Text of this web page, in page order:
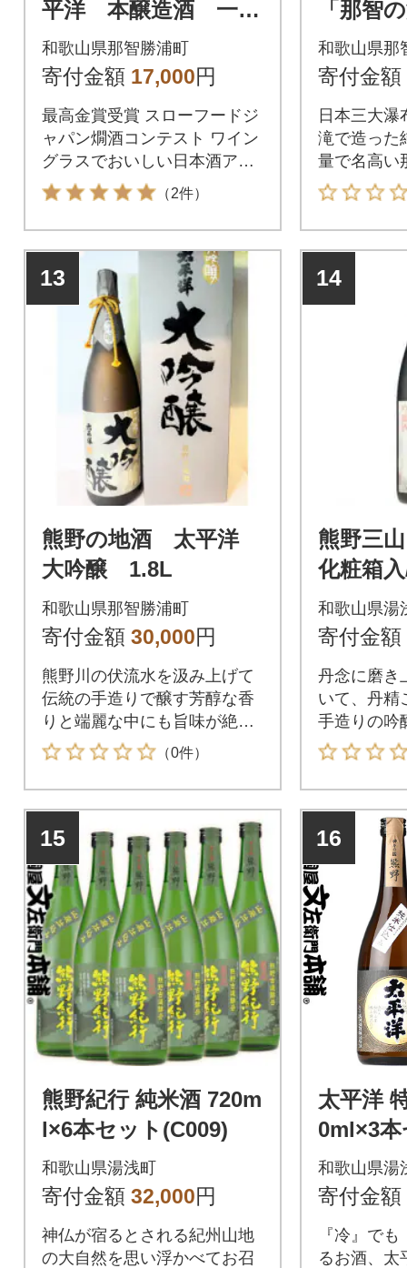
平洋 本醸造酒 一升
瓶 2本
和歌山県那智勝浦町
寄付金額 17,000円
最高金賞受賞 スローフードジ
ャパン燗酒コンテスト ワイン
グラスでおいしい日本酒アワ
ード2017
（2件）
「那智
純米酒
酒「勝
和歌山県那
寄付金額
日本三大瀑
滝で造った
量で名高い
う純米酒「
13
熊野の地酒 太平洋
大吟醸 1.8L
和歌山県那智勝浦町
寄付金額 30,000円
熊野川の伏流水を汲み上げて
伝統の手造りで醸す芳醇な香
りと端麗な中にも旨味が絶妙
に調和された逸品です。
（0件）
14
熊野三
化粧箱
セット/
8)
和歌山県湯
寄付金額
丹念に磨き
いて、丹精
手造りの吟
15
熊野紀行 純米酒 720m
l×6本セット(C009)
和歌山県湯浅町
寄付金額 32,000円
神仏が宿るとされる紀州山地
の大自然を思い浮かべてお召
16
太平洋
0ml×3
箱入/尾
和歌山県湯
寄付金額
『冷』で
るお酒、太